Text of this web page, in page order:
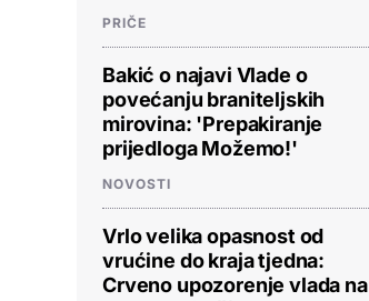
PRIČE
Bakić o najavi Vlade o
povećanju braniteljskih
mirovina: 'Prepakiranje
prijedloga Možemo!'
NOVOSTI
Vrlo velika opasnost od
vrućine do kraja tjedna:
Crveno upozorenje vlada na